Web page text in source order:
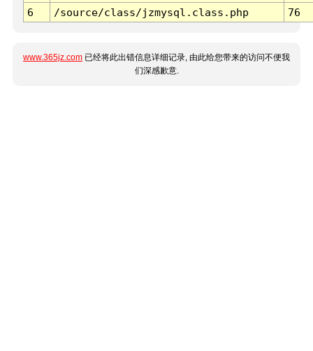
6
/source/class/jzmysql.class.php 76
www.365jz.com 已经将此出错信息详细记录, 由此给您带来的访问不便我
们深感歉意.